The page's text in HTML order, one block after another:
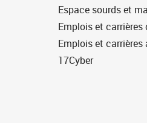
Espace sourds et
Emplois et
Emplois et
17Cyber